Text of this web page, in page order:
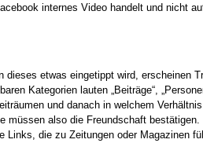
internes Video handelt und nicht
etwas eingetippt wird, erscheinen
Kategorien lauten „Beiträge“,
und danach in welchem
müssen also die Freundschaft
die zu Zeitungen oder Magazinen